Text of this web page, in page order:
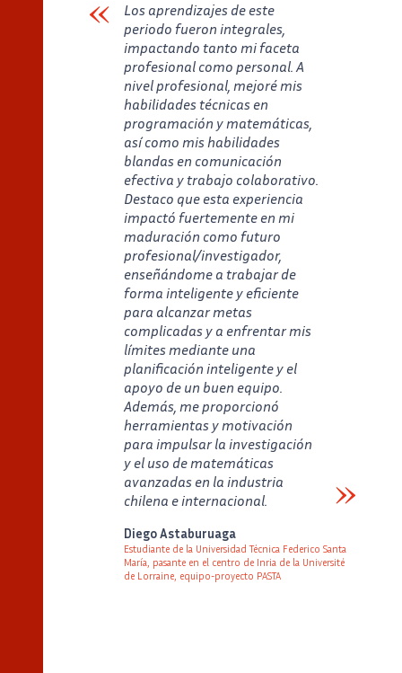
Los aprendizajes de este
periodo fueron integrales,
impactando tanto mi faceta
profesional como personal. A
nivel profesional, mejoré mis
habilidades técnicas en
programación y matemáticas,
así como mis habilidades
blandas en comunicación
efectiva y trabajo colaborativo.
Destaco que esta experiencia
impactó fuertemente en mi
maduración como futuro
profesional/investigador,
enseñándome a trabajar de
forma inteligente y eficiente
para alcanzar metas
complicadas y a enfrentar mis
límites mediante una
planificación inteligente y el
apoyo de un buen equipo.
Además, me proporcionó
herramientas y motivación
para impulsar la investigación
y el uso de matemáticas
avanzadas en la industria
chilena e internacional.
Diego Astaburuaga
Estudiante de la Universidad Técnica Federico Santa
María, pasante en el centro de Inria de la Université
de Lorraine, equipo-proyecto PASTA